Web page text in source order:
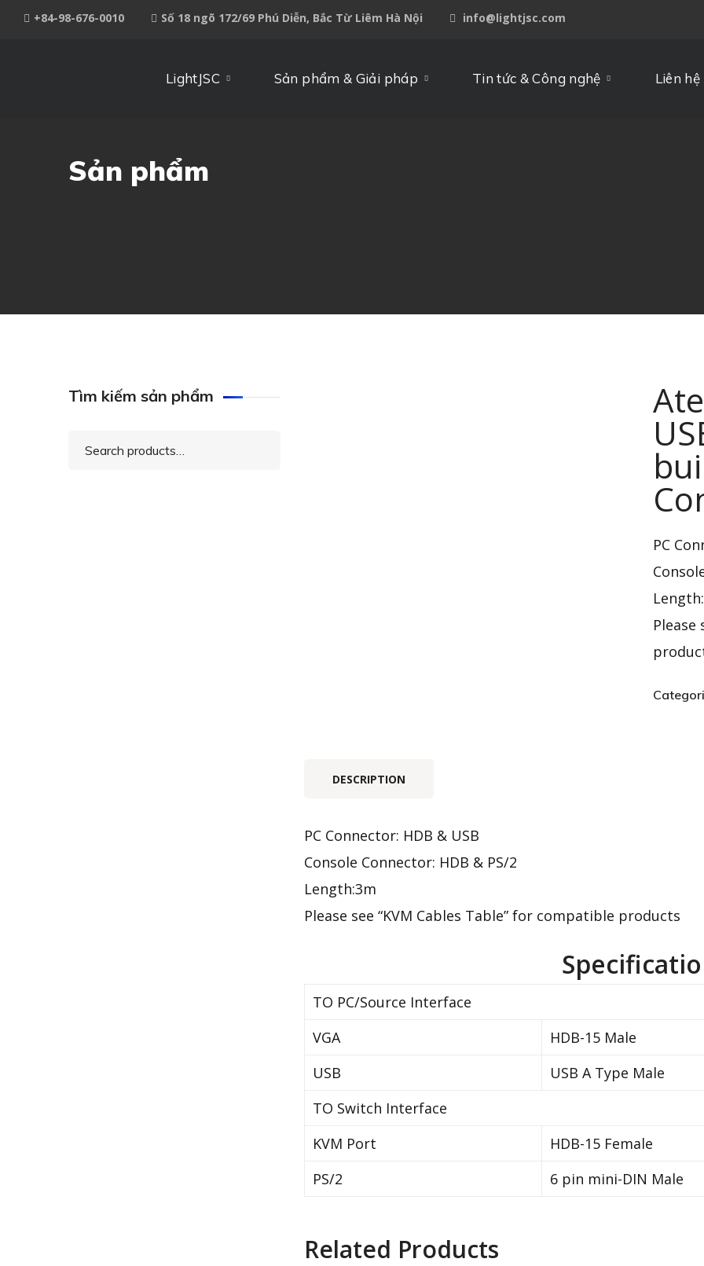
+84-98-676-0010 Số 18 ngõ 172/69 Phú Diễn, Bắc Từ Liêm Hà Nội info@lightjsc.com
LightJSC Sản phẩm & Giải pháp Tin tức & Công nghệ Liên hệ
Sản phẩm
PC
Please
DESCRIPTION
PC Connector: HDB & USB
Console Connector: HDB & PS/2
Length:3m
Please see “KVM Cables Table” for compatible products
TO PC/Source Interface
VGA
HDB-15 Male
USB
USB A Type Male
TO Switch Interface
KVM Port
HDB-15 Female
PS/2
6 pin mini-DIN Male
Related Products
Tìm kiếm sản phẩm
Search